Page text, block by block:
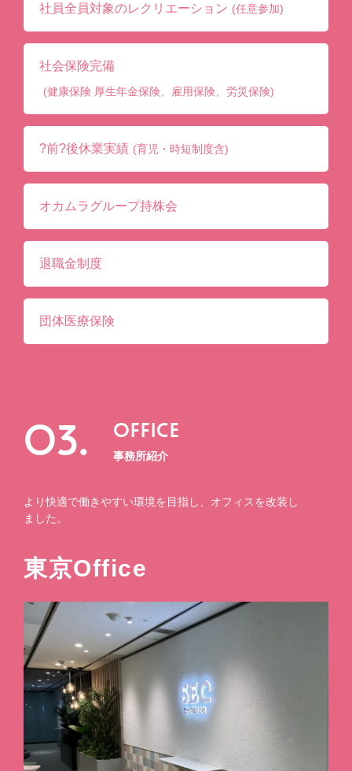
社員全員対象のレクリエーション (任意参加)
社会保険完備
(健康保険 厚生年金保険、雇用保険、労災保険)
?前?後休業実績 (育児・時短制度含)
オカムラグループ持株会
退職金制度
団体医療保険
03. OFFICE
事務所紹介
より快適で働きやすい環境を目指し、オフィスを改装し
ました。
東京Office